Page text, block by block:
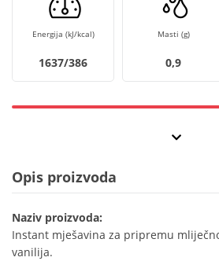
Energija (kJ/kcal)
1637/386
Masti (g)
0,9
Opis proizvoda
Naziv proizvoda:
Instant mješavina za pripremu
vanilija.